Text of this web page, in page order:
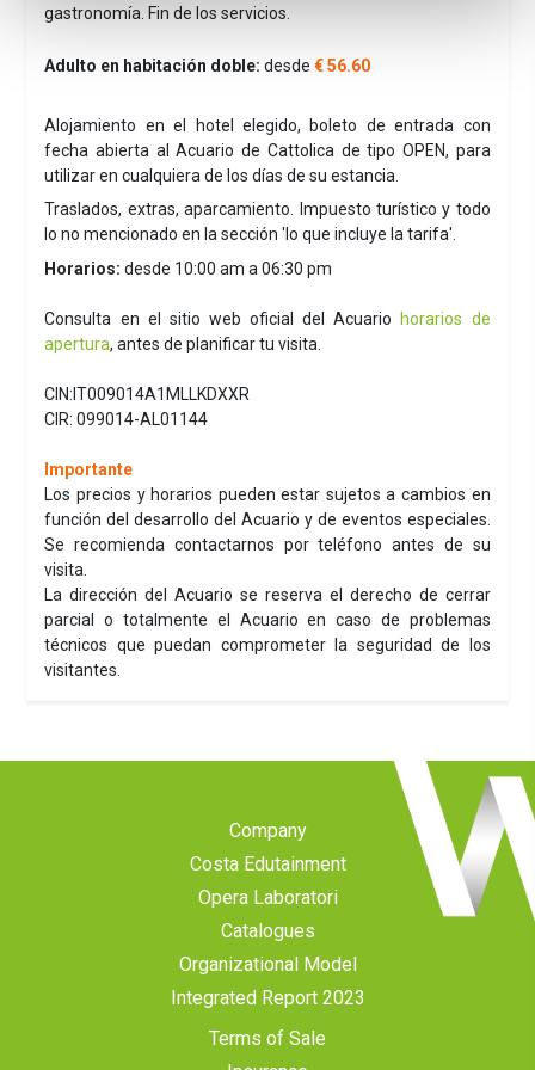
gastronomía. Fin de los servicios.
Adulto en habitación doble: desde€ 56.60
Alojamiento en el hotel elegido, boleto de entrada con
fecha abierta al Acuario de Cattolica de tipo OPEN, para
utilizar en cualquiera de los días de su estancia.
Traslados, extras, aparcamiento. Impuesto turístico y todo
lo no mencionado en la sección 'lo que incluye la tarifa'.
Horarios: desde 10:00 am a 06:30 pm
Consulta en el sitio web oficial del Acuariohorarios de
apertura, antes de planificar tu visita.
CIN:IT009014A1MLLKDXXR
CIR: 099014-AL01144
Importante
Los precios y horarios pueden estar sujetos a cambios en
función del desarrollo del Acuario y de eventos especiales.
Se recomienda contactarnos por teléfono antes de su
visita.
La dirección del Acuario se reserva el derecho de cerrar
parcial o totalmente el Acuario en caso de problemas
técnicos que puedan comprometer la seguridad de los
visitantes.
Company
Costa Edutainment
Opera Laboratori
Catalogues
Organizational Model
Integrated Report 2023
Terms of Sale